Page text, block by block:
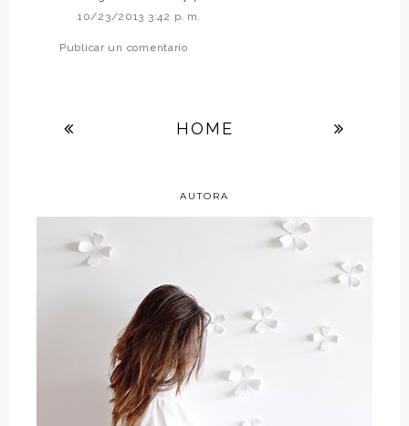
10/23/2013 3:42 p. m.
Publicar un comentario
HOME
AUTORA